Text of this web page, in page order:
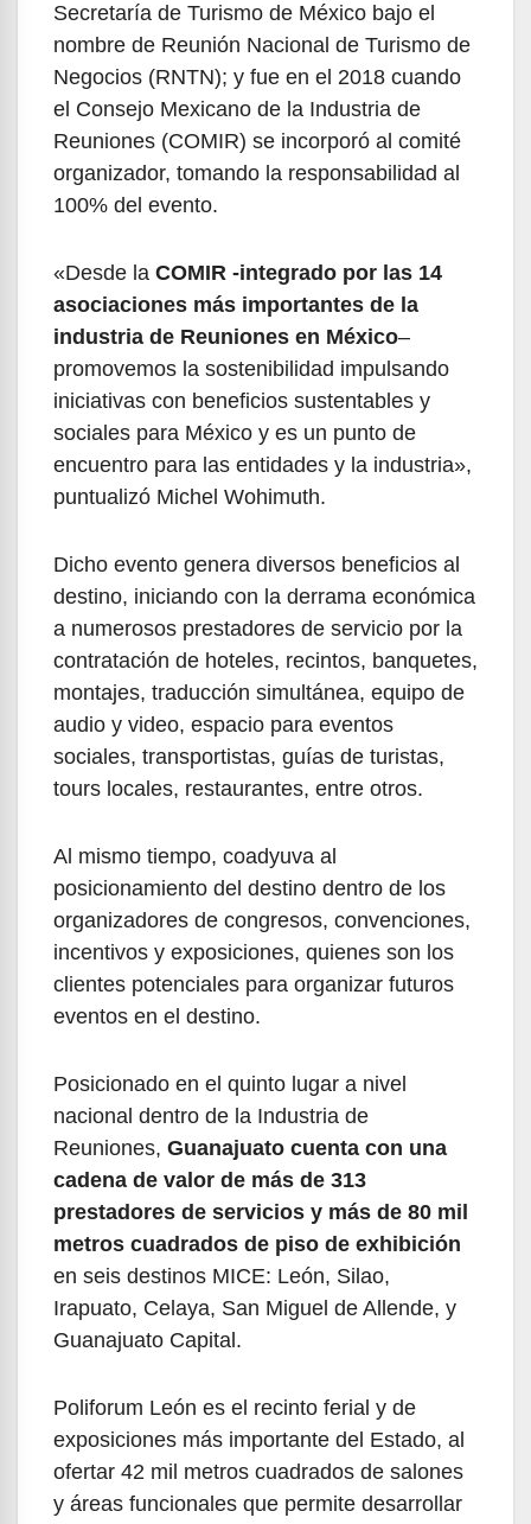
Secretaría de Turismo de México bajo el
nombre de Reunión Nacional de Turismo de
Negocios (RNTN); y fue en el 2018 cuando
el Consejo Mexicano de la Industria de
Reuniones (COMIR) se incorporó al comité
organizador, tomando la responsabilidad al
100% del evento.
«Desde la COMIR -integrado por las 14
asociaciones más importantes de la
industria de Reuniones en México–
promovemos la sostenibilidad impulsando
iniciativas con beneficios sustentables y
sociales para México y es un punto de
encuentro para las entidades y la industria»,
puntualizó Michel Wohimuth.
Dicho evento genera diversos beneficios al
destino, iniciando con la derrama económica
a numerosos prestadores de servicio por la
contratación de hoteles, recintos, banquetes,
montajes, traducción simultánea, equipo de
audio y video, espacio para eventos
sociales, transportistas, guías de turistas,
tours locales, restaurantes, entre otros.
Al mismo tiempo, coadyuva al
posicionamiento del destino dentro de los
organizadores de congresos, convenciones,
incentivos y exposiciones, quienes son los
clientes potenciales para organizar futuros
eventos en el destino.
Posicionado en el quinto lugar a nivel
nacional dentro de la Industria de
Reuniones, Guanajuato cuenta con una
cadena de valor de más de 313
prestadores de servicios y más de 80 mil
metros cuadrados de piso de exhibición
en seis destinos MICE: León, Silao,
Irapuato, Celaya, San Miguel de Allende, y
Guanajuato Capital.
Poliforum León es el recinto ferial y de
exposiciones más importante del Estado, al
ofertar 42 mil metros cuadrados de salones
y áreas funcionales que permite desarrollar